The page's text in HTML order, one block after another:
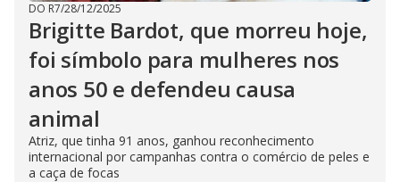
DO R7/28/12/2025
Brigitte Bardot, que morreu hoje,
foi símbolo para mulheres nos
anos 50 e defendeu causa
animal
Atriz, que tinha 91 anos, ganhou reconhecimento
internacional por campanhas contra o comércio de peles e
a caça de focas